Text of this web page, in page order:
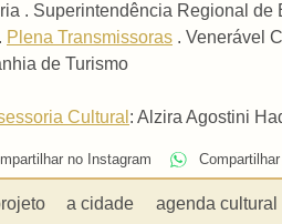
. Superintendência Regional
Plena Transmissoras . Venerável
de Turismo
Cultural : Alzira Agostini
no Instagram
a cidade agenda cultural